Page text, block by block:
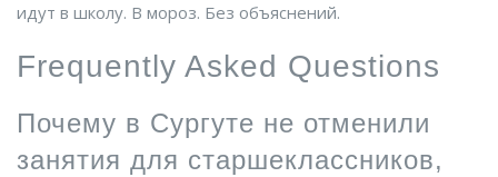
идут в школу. В мороз. Без объяснений.
Frequently Asked Questions
Почему в Сургуте не отменили
занятия для старшеклассников,